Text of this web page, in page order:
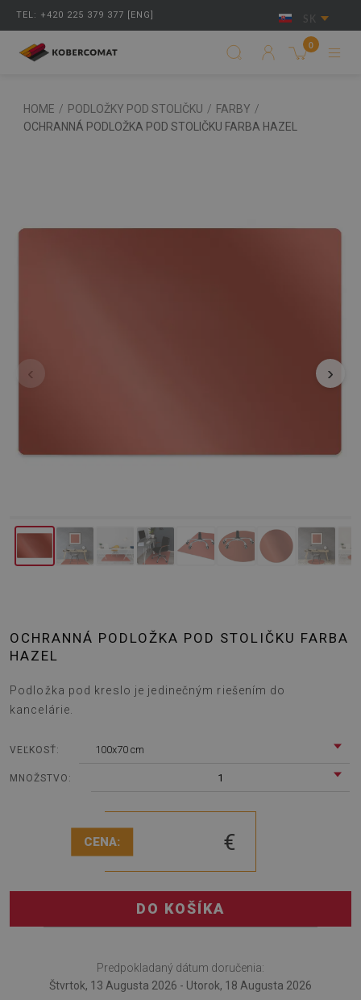
TEL: +420 225 379 377 [ENG] SK
0
HOME / PODLOŽKY POD STOLIČKU / FARBY /
OCHRANNÁ PODLOŽKA POD STOLIČKU FARBA HAZEL
‹ ›
OCHRANNÁ PODLOŽKA POD STOLIČKU FARBA
HAZEL
Podložka pod kreslo je jedinečným riešením do
kancelárie.
VEĽKOSŤ: 100x70 cm
MNOŽSTVO: 1
CENA: €
DO KOŠÍKA
Predpokladaný dátum doručenia:
Štvrtok, 13 Augusta 2026 - Utorok, 18 Augusta 2026